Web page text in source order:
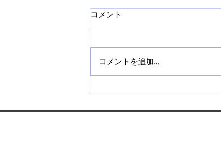
法まで学べます
コメント
コメントを追加…